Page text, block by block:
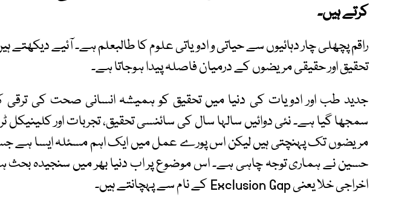
کرتے ہیں۔
راقم پچھلی چار دہائیوں سے حیاتی و ادویاتی علوم کا طالبعلم ہے۔ آئیے دیکھتے
تحقیق اور حقیقی مریضوں کے درمیان فاصلہ پیدا ہوجاتا ہے۔
جدید طب اور ادویات کی دنیا میں تحقیق کو ہمیشہ انسانی صحت کی ترقی
سمجھا گیا ہے۔ نئی دوائیں سالہا سال کی سائنسی تحقیق، تجربات اور کلینیکل
مریضوں تک پہنچتی ہیں لیکن اس پورے عمل میں ایک اہم مسئلہ ایسا ہے جس
حسین نے ہماری توجہ چاہی ہے۔ اس موضوع پر اب دنیا بھر میں سنجیدہ بحث
اخراجی خلا یعنی Exclusion Gap کے نام سے پہچانتے ہیں۔